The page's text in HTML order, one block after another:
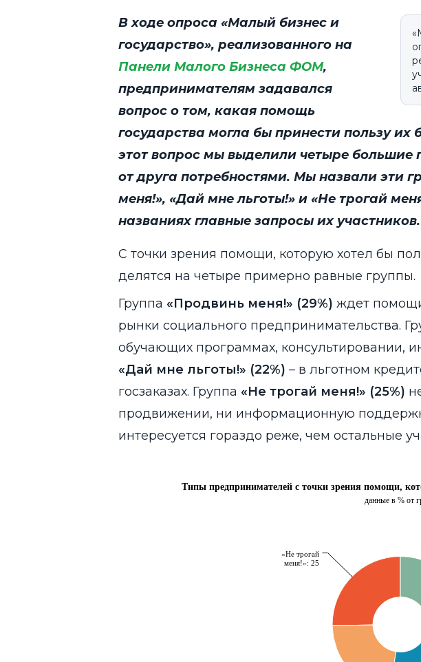
В ходе опроса «Малый бизнес и
государство», реализованного на
Панели Малого Бизнеса ФОМ,
предпринимателям задавался
вопрос о том, какая помощь
государства могла бы принести пользу их
этот вопрос мы выделили четыре большие
от друга потребностями. Мы назвали эти
меня!», «Дай мне льготы!» и «Не трогай
названиях главные запросы их участников.
С точки зрения помощи, которую хотел бы
делятся на четыре примерно равные группы.
Группа «Продвинь меня!» (29%) ждет
рынки социального предпринимательства.
обучающих программах, консультировании,
«Дай мне льготы!» (22%) – в льготном
госзаказах. Группа «Не трогай меня!» (25%)
продвижении, ни информационную
интересуется гораздо реже, чем остальные